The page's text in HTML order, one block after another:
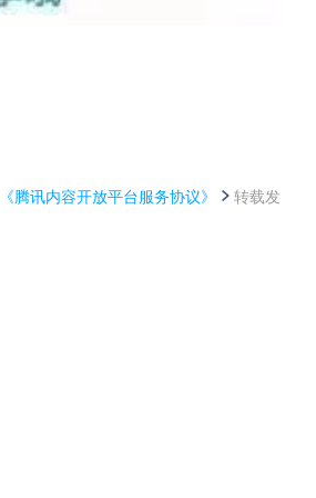
《腾讯内容开放平台服务协议》
转载发